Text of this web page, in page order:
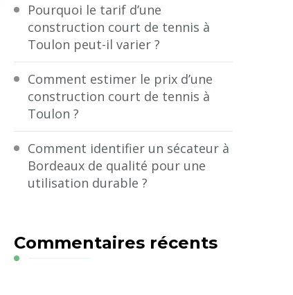
Pourquoi le tarif d’une
construction court de tennis à
Toulon peut-il varier ?
Comment estimer le prix d’une
construction court de tennis à
Toulon ?
Comment identifier un sécateur à
Bordeaux de qualité pour une
utilisation durable ?
Commentaires récents